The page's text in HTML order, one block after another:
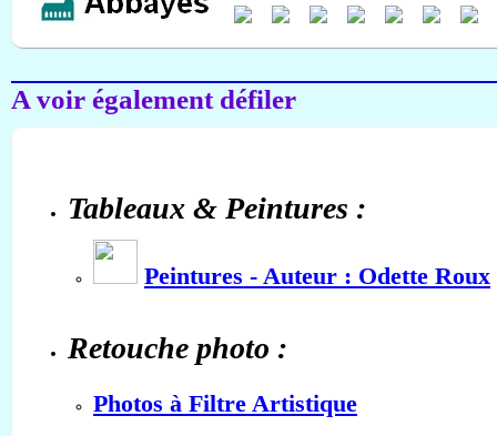
A voir également défiler
Tableaux & Peintures :
Peintures - Auteur : Odette Roux
Retouche photo :
Photos à Filtre Artistique